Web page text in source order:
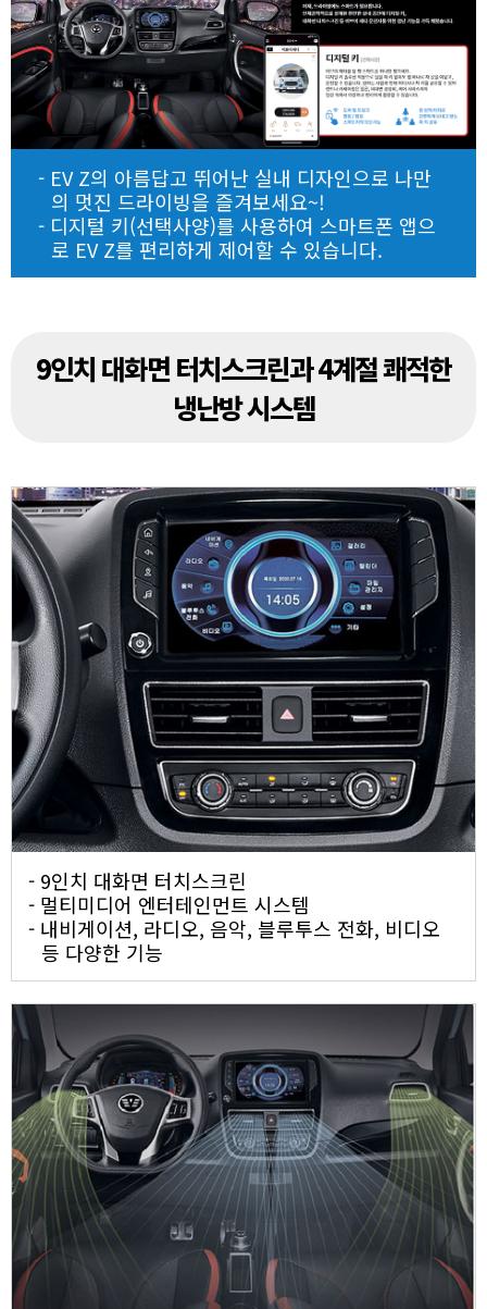
- EV Z의 아름답고 뛰어난 실내 디자인으로 나만
의 멋진 드라이빙을 즐겨보세요~!
- 디지털 키(선택사양)를 사용하여 스마트폰 앱으
로 EV Z를 편리하게 제어할 수 있습니다.
9인치 대화면 터치스크린과 4계절 쾌적한
냉난방 시스템
- 9인치 대화면 터치스크린
- 멀티미디어 엔터테인먼트 시스템
- 내비게이션, 라디오, 음악, 블루투스 전화, 비디오
등 다양한 기능